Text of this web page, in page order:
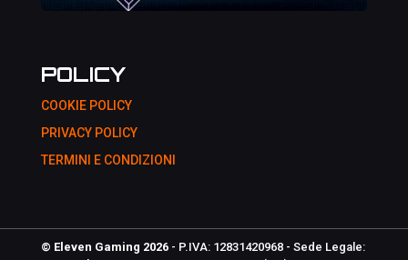
POLICY
COOKIE POLICY
PRIVACY POLICY
TERMINI E CONDIZIONI
© Eleven Gaming 2026 - P.IVA: 12831420968 - Sede Legale: